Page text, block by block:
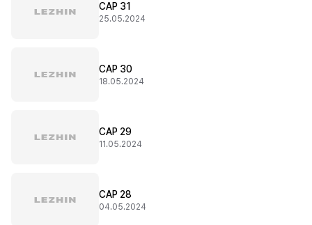
CAP 31
25.05.2024
CAP 30
18.05.2024
CAP 29
11.05.2024
CAP 28
04.05.2024